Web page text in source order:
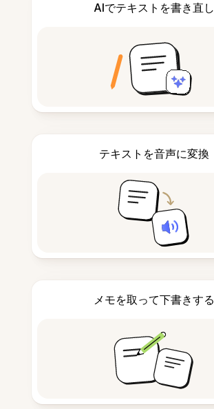
AIでテキストを書き直し
テキストを音声に変換
メモを取って下書きする